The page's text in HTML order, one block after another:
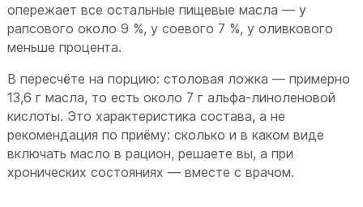
опережает все остальные пищевые масла — у
рапсового около 9 %, у соевого 7 %, у оливкового
меньше процента.
В пересчёте на порцию: столовая ложка — примерно
13,6 г масла, то есть около 7 г альфа-линоленовой
кислоты. Это характеристика состава, а не
рекомендация по приёму: сколько и в каком виде
включать масло в рацион, решаете вы, а при
хронических состояниях — вместе с врачом.